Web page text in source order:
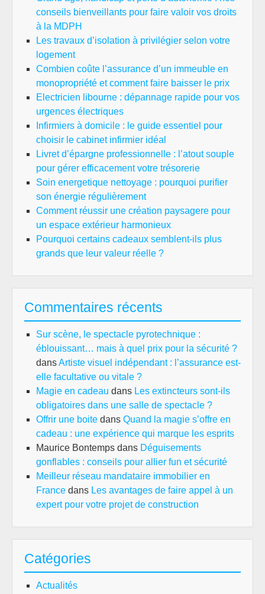
conseils bienveillants pour faire valoir vos droits
à la MDPH
Les travaux d’isolation à privilégier selon votre
logement
Combien coûte l’assurance d’un immeuble en
monopropriété et comment faire baisser le prix
Electricien libourne : dépannage rapide pour vos
urgences électriques
Infirmiers à domicile : le guide essentiel pour
choisir le cabinet infirmier idéal
Livret d’épargne professionnelle : l’atout souple
pour gérer efficacement votre trésorerie
Soin energetique nettoyage : pourquoi purifier
son énergie régulièrement
Comment réussir une création paysagere pour
un espace extérieur harmonieux
Pourquoi certains cadeaux semblent-ils plus
grands que leur valeur réelle ?
Commentaires récents
Sur scène, le spectacle pyrotechnique :
éblouissant… mais à quel prix pour la sécurité ?
dansArtiste visuel indépendant : l’assurance est-
elle facultative ou vitale ?
Magie en cadeau dans Les extincteurs sont-ils
obligatoires dans une salle de spectacle ?
Offrir une boite dans Quand la magie s’offre en
cadeau : une expérience qui marque les esprits
Maurice Bontemps dans Déguisements
gonflables : conseils pour allier fun et sécurité
Meilleur réseau mandataire immobilier en
France dans Les avantages de faire appel à un
expert pour votre projet de construction
Catégories
Actualités